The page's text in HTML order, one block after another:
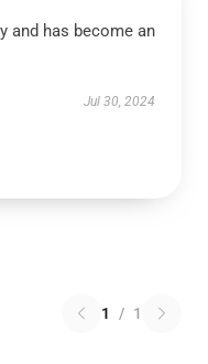
and has become an
Jul 30, 2024
1 / 1